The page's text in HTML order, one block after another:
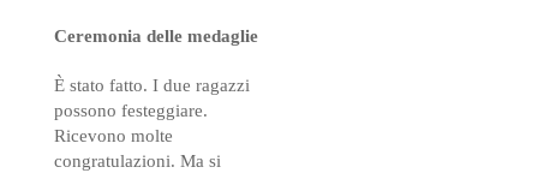
Ceremonia delle medaglie
È stato fatto. I due ragazzi
possono festeggiare.
Ricevono molte
congratulazioni. Ma si